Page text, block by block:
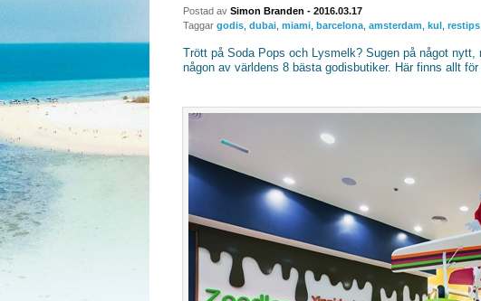
Postad avSimon Branden - 2016.03.17
Taggar godis ,dubai ,miami ,barcelona ,amsterdam ,kul ,restips
Trött på Soda Pops och Lysmelk? Sugen på något
någon av världens 8 bästa godisbutiker. Här finns allt